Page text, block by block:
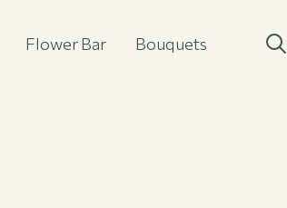
Flower Bar Bouquets